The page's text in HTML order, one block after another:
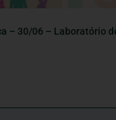
– 30/06 – Laboratório